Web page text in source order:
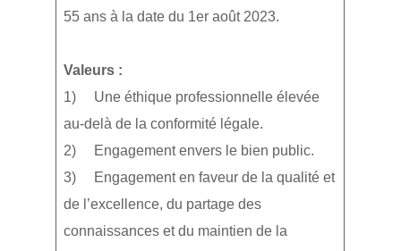
55 ans à la date du 1er août 2023.
Valeurs :
1) Une éthique professionnelle élevée
au-delà de la conformité légale.
2) Engagement envers le bien public.
3) Engagement en faveur de la qualité et
de l’excellence, du partage des
connaissances et du maintien de la